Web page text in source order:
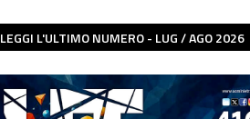
LEGGI L'ULTIMO NUMERO - LUG / AGO 2026